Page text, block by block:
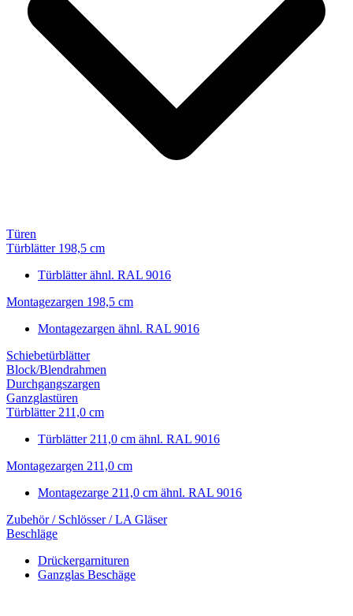
Türen
Türblätter 198,5 cm
Türblätter ähnl. RAL 9016
Montagezargen 198,5 cm
Montagezargen ähnl. RAL 9016
Schiebetürblätter
Block/Blendrahmen
Durchgangszargen
Ganzglastüren
Türblätter 211,0 cm
Türblätter 211,0 cm ähnl. RAL 9016
Montagezargen 211,0 cm
Montagezarge 211,0 cm ähnl. RAL 9016
Zubehör / Schlösser / LA Gläser
Beschläge
Drückergarnituren
Ganzglas Beschäge